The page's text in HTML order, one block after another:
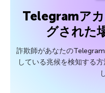
Telegramア
グされた
詐欺師があなたの
している兆候を検知する